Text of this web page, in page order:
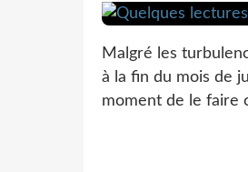
Malgré les
à la fin du mois de
moment de le faire